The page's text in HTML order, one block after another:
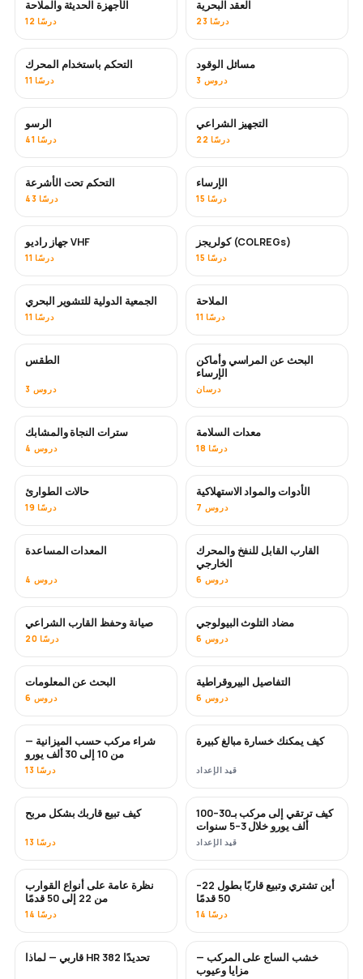
الأجهزة الحديثة والملاحة
12 درسًا
العقد البحرية
23 درسًا
التحكم باستخدام المحرك
11 درسًا
مسائل الوقود
3 دروس
الرسو
41 درسًا
التجهيز الشراعي
22 درسًا
التحكم تحت الأشرعة
43 درسًا
الإرساء
15 درسًا
جهاز راديو VHF
11 درسًا
كولريجز (COLREGs)
15 درسًا
الجمعية الدولية للتشوير البحري
11 درسًا
الملاحة
11 درسًا
الطقس
3 دروس
البحث عن المراسي وأماكن
الإرساء
درسان
سترات النجاة والمشابك
4 دروس
معدات السلامة
18 درسًا
حالات الطوارئ
19 درسًا
الأدوات والمواد الاستهلاكية
7 دروس
المعدات المساعدة
4 دروس
القارب القابل للنفخ والمحرك
الخارجي
6 دروس
صيانة وحفظ القارب الشراعي
20 درسًا
قريبًا
مضاد التلوث البيولوجي
6 دروس
البحث عن المعلومات
6 دروس
التفاصيل البيروقراطية
6 دروس
قريبًا
شراء مركب حسب الميزانية —
من 10 إلى 30 ألف يورو
13 درسًا
قريبًا
كيف يمكنك خسارة مبالغ كبيرة
قيد الإعداد
جديد
كيف تبيع قاربك بشكل مربح
13 درسًا
جديد
كيف ترتقي إلى مركب بـ30–100
ألف يورو خلال 3–5 سنوات
قيد الإعداد
قريبًا
نظرة عامة على أنواع القوارب
من 22 إلى 50 قدمًا
14 درسًا
قريبًاأين تشتري وتبيع قاربًا بطول 22–
50 قدمًا
14 درسًا
قريبًا قاربي — لماذا HR 382 تحديدًا قريبًا
خشب الساج على المركب —
مزايا وعيوب